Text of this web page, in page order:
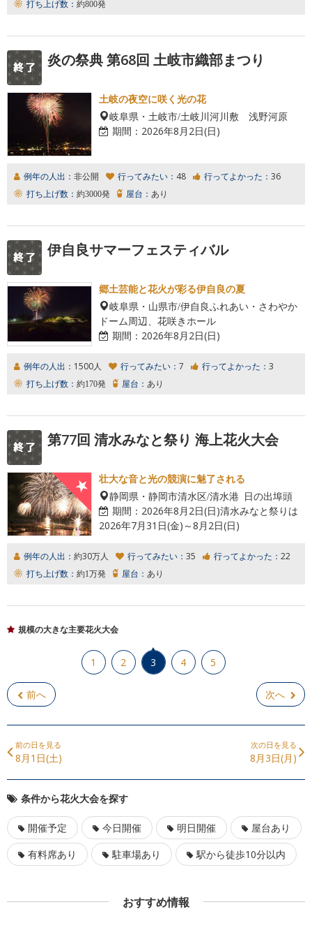
打ち上げ数： 約800発
炎の祭典 第68回 土岐市織部まつり
土岐の夜空に咲く光の花
岐阜県・土岐市/土岐川河川敷 浅野河原
期間： 2026年8月2日(日)
例年の人出： 非公開 行ってみたい： 48 行ってよかった： 36
打ち上げ数： 約3000発 屋台： あり
伊自良サマーフェスティバル
郷土芸能と花火が彩る伊自良の夏
岐阜県・山県市/伊自良ふれあい・さわやか
ドーム周辺、花咲きホール
期間： 2026年8月2日(日)
例年の人出： 1500人 行ってみたい： 7 行ってよかった： 3
打ち上げ数： 約170発 屋台： あり
第77回 清水みなと祭り 海上花火大会
壮大な音と光の競演に魅了される
静岡県・静岡市清水区/清水港 日の出埠頭
期間： 2026年8月2日(日)清水みなと祭りは
2026年7月31日(金)～8月2日(日)
例年の人出： 約30万人 行ってみたい： 35 行ってよかった： 22
打ち上げ数： 約1万発 屋台： あり
規模の大きな主要花火大会
前へ
1 2 3 4 5
次へ
前の日を見る
8月1日(土)
次の日を見る
8月3日(月)
条件から花火大会を探す
開催予定 今日開催 明日開催
屋台あり
有料席あり
駐車場あり 駅から徒歩10分以内
おすすめ情報